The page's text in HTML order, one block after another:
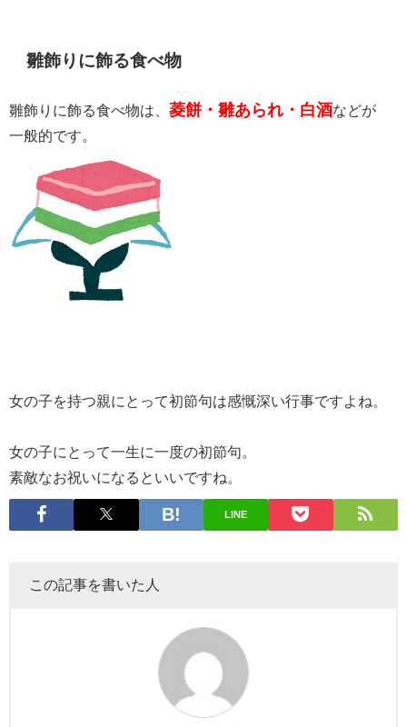
雛飾りに飾る食べ物
雛飾りに飾る食べ物は、 菱餅・雛あられ・白酒などが
一般的です。
女の子を持つ親にとって初節句は感慨深い行事ですよね。
女の子にとって一生に一度の初節句。
素敵なお祝いになるといいですね。
LINE
この記事を書いた人